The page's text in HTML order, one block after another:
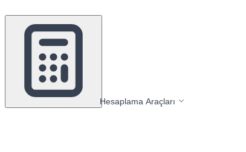
Hesaplama Araçları